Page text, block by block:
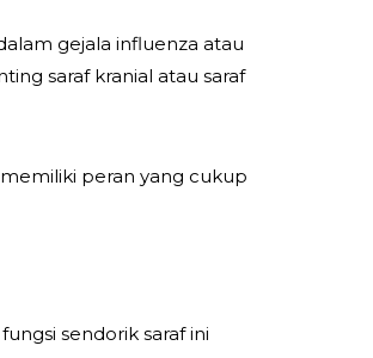
gejala influenza atau
saraf kranial atau saraf
peran yang cukup
sendorik saraf ini